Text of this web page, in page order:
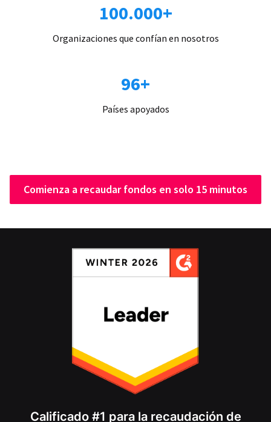
100.000+
Organizaciones que confían en nosotros
96+
Países apoyados
Comienza a recaudar fondos en solo 15 minutos
Calificado #1 para la recaudación de